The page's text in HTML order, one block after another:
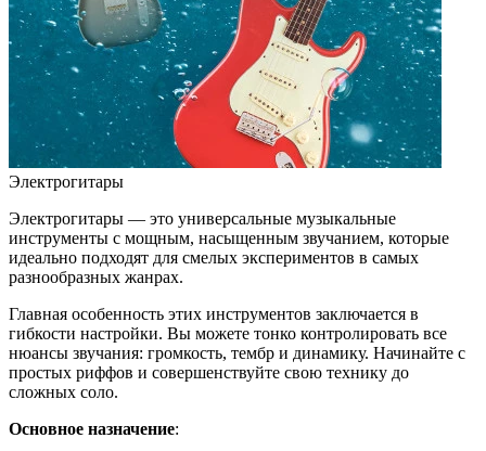
Электрогитары
Электрогитары — это универсальные музыкальные
инструменты с мощным, насыщенным звучанием, которые
идеально подходят для смелых экспериментов в самых
разнообразных жанрах.
Главная особенность этих инструментов заключается в
гибкости настройки. Вы можете тонко контролировать все
нюансы звучания: громкость, тембр и динамику. Начинайте с
простых риффов и совершенствуйте свою технику до
сложных соло.
Основное назначение: